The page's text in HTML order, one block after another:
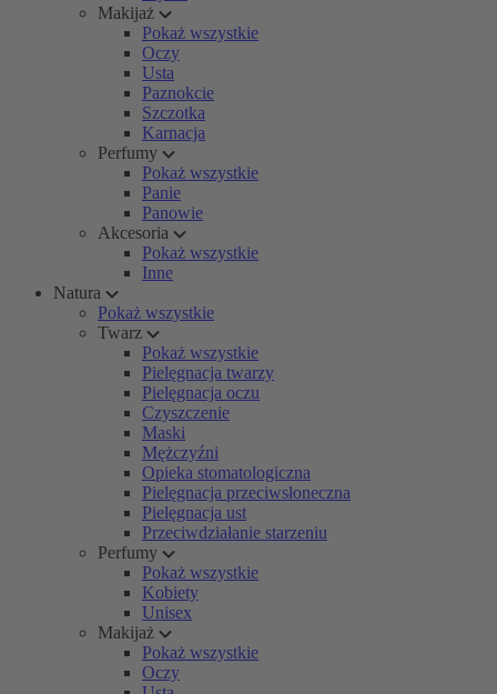
Makijaż
Pokaż wszystkie
Oczy
Usta
Paznokcie
Szczotka
Karnacja
Perfumy
Pokaż wszystkie
Panie
Panowie
Akcesoria
Pokaż wszystkie
Inne
Natura
Pokaż wszystkie
Twarz
Pokaż wszystkie
Pielęgnacja twarzy
Pielęgnacja oczu
Czyszczenie
Maski
Mężczyźni
Opieka stomatologiczna
Pielęgnacja przeciwsłoneczna
Pielęgnacja ust
Przeciwdziałanie starzeniu
Perfumy
Pokaż wszystkie
Kobiety
Unisex
Makijaż
Pokaż wszystkie
Oczy